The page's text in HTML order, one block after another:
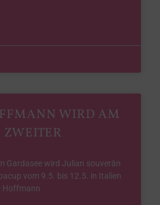
WIRD AM
ZWEITER
Gardasee wird Julian souverän
vom 9.5. bis 12.5. in Italien
Hoffmann